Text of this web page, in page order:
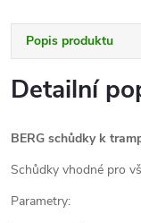
Popis produktu
Detailní
BERG schůdky k
Schůdky vhodné pro
Parametry: